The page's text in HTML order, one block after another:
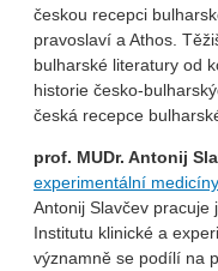
českou recepci
pravoslaví a Athos.
bulharské literatury od
historie česko-
česká recepce
prof. MUDr. Antonij
experimentální medicíny
Antonij Slavčev
Institutu klinické a
významně se podílí na